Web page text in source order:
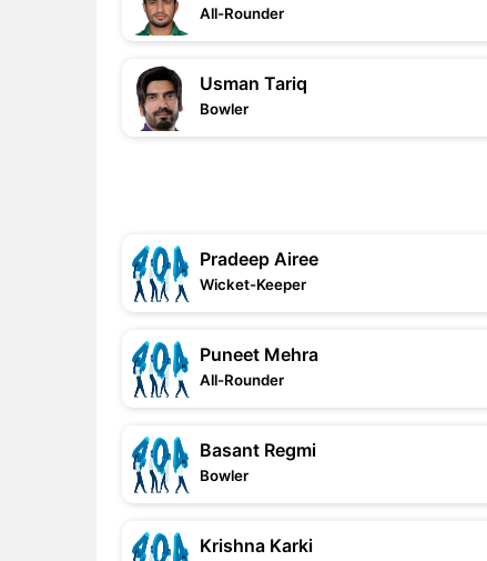
All-Rounder
Usman Tariq
Bowler
Pradeep Airee
Wicket-Keeper
Puneet Mehra
All-Rounder
Basant Regmi
Bowler
Krishna Karki